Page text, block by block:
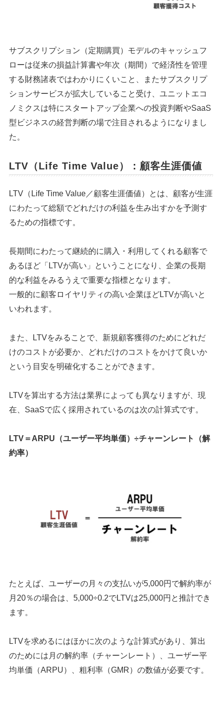
サブスクリプション（定期購買）モデルのキャッシュフ
ローは従来の損益計算書や年次（期間）で経済性を管理
する財務諸表ではわかりにくいこと、またサブスクリプ
ションサービスが拡大していること受け、ユニットエコ
ノミクスは特にスタートアップ企業への投資判断やSaaS
型ビジネスの経営判断の場で注目されるようになりまし
た。
LTV（Life Time Value）：顧客生涯価値
LTV（Life Time Value／顧客生涯価値）とは、顧客が生涯
にわたって総額でどれだけの利益を生み出すかを予測す
るための指標です。
長期間にわたって継続的に購入・利用してくれる顧客で
あるほど「LTVが高い」ということになり、企業の長期
的な利益をみるうえで重要な指標となります。
一般的に顧客ロイヤリティの高い企業ほどLTVが高いと
いわれます。
また、LTVをみることで、新規顧客獲得のためにどれだ
けのコストが必要か、どれだけのコストをかけて良いか
という目安を明確化することができます。
LTVを算出する方法は業界によっても異なりますが、現
在、SaaSで広く採用されているのは次の計算式です。
LTV＝ARPU（ユーザー平均単価）÷チャーンレート（解
約率）
たとえば、ユーザーの月々の支払いが5,000円で解約率が
月20％の場合は、5,000÷0.2でLTVは25,000円と推計でき
ます。
LTVを求めるにはほかに次のような計算式があり、算出
のためには月の解約率（チャーンレート）、ユーザー平
均単価（ARPU）、粗利率（GMR）の数値が必要です。